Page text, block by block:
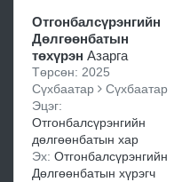
Отгонбалсүрэнгийн
Дөлгөөнбатын
төхүрэн Азарга
Төрсөн: 2025
Сүхбаатар
Сүхбаатар
Эцэг:
Отгонбалсүрэнгийн
дөлгөөнбатын хар
Эх: Отгонбалсүрэнгийн
Дөлгөөнбатын хүрэгч